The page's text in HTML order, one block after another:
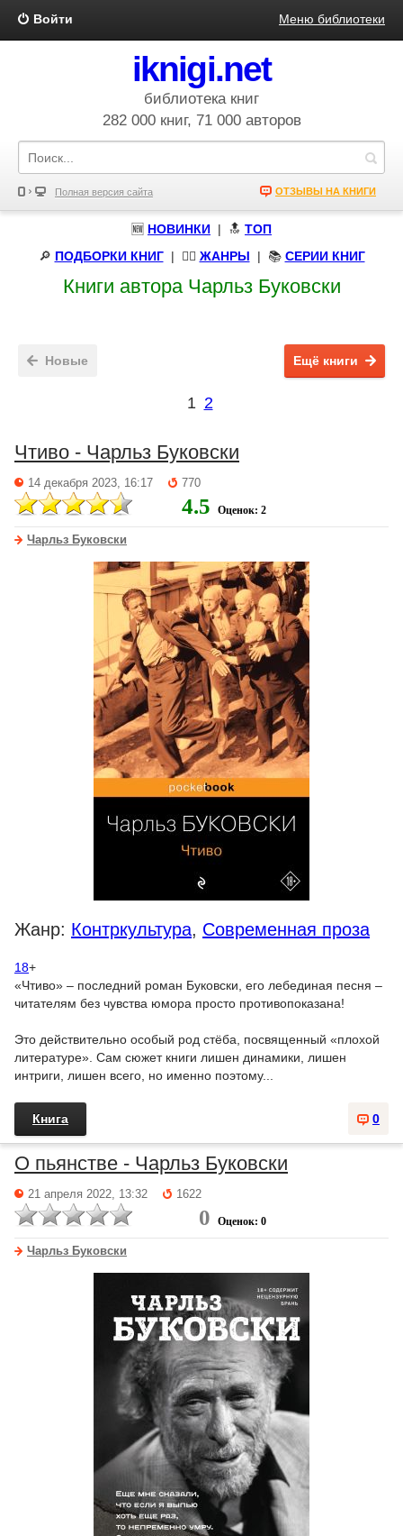
Войти Меню библиотеки
iknigi.net
библиотека книг
282 000 книг, 71 000 авторов
Полная версия сайта ОТЗЫВЫ НА КНИГИ
🆕 НОВИНКИ | 🔝 ТОП
🔎 ПОДБОРКИ КНИГ| 🧝‍♀️ ЖАНРЫ | 📚 СЕРИИ КНИГ
Книги автора Чарльз Буковски
Новые Ещё книги
1 2
Чтиво - Чарльз Буковски
14 декабря 2023, 16:17 770
4.5 Оценок: 2
Чарльз Буковски
Жанр: Контркультура, Современная проза
18+
«Чтиво» – последний роман Буковски, его лебединая песня –
читателям без чувства юмора просто противопоказана!
Это действительно особый род стёба, посвященный «плохой
литературе». Сам сюжет книги лишен динамики, лишен
интриги, лишен всего, но именно поэтому...
0
Книга
О пьянстве - Чарльз Буковски
21 апреля 2022, 13:32 1622
0 Оценок: 0
Чарльз Буковски